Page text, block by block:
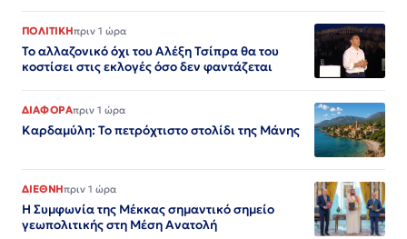
ΠΟΛΙΤΙΚΗπριν 1 ώρα
Το αλλαζονικό όχι του Αλέξη Τσίπρα θα του
κοστίσει στις εκλογές όσο δεν φαντάζεται
ΔΙΑΦΟΡΑπριν 1 ώρα
Καρδαμύλη: Το πετρόχτιστο στολίδι της Μάνης
ΔΙΕΘΝΗπριν 1 ώρα
Η Συμφωνία της Μέκκας σημαντικό σημείο
γεωπολιτικής στη Μέση Ανατολή